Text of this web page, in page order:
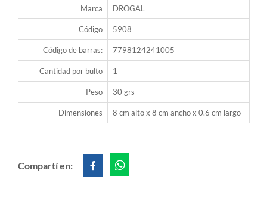
Marca DROGAL
Código 5908
Código de barras: 7798124241005
Cantidad por bulto 1
Peso 30 grs
Dimensiones 8 cm alto x 8 cm ancho x 0.6 cm largo
Compartí en: